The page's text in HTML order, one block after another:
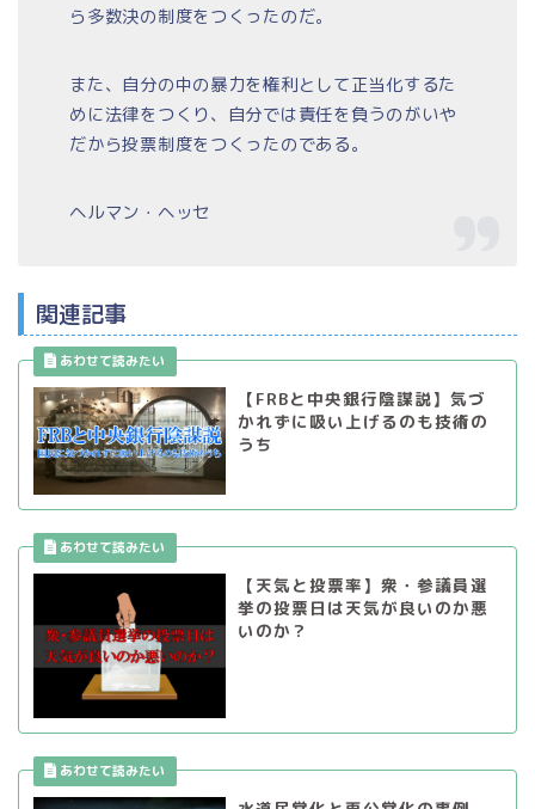
ら多数決の制度をつくったのだ。
また、自分の中の暴力を権利として正当化するた
めに法律をつくり、自分では責任を負うのがいや
だから投票制度をつくったのである。
ヘルマン・ヘッセ
関連記事
【FRBと中央銀行陰謀説】気づ
かれずに吸い上げるのも技術の
うち
【天気と投票率】衆・参議員選
挙の投票日は天気が良いのか悪
いのか？